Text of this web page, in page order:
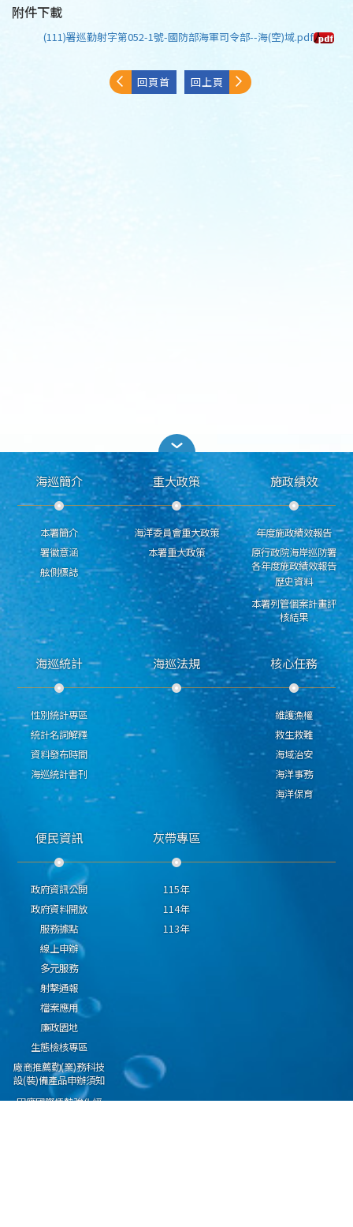
附件下載
(111)署巡勤射字第052-1號-國防部海軍司令部--海(空)域.pdf
回頁首 回上頁
海巡簡介
本署簡介
署徽意涵
舷側標誌
重大政策
海洋委員會重大政策
本署重大政策
施政績效
年度施政績效報告
原行政院海岸巡防署
各年度施政績效報告
歷史資料
本署列管個案計畫評
核結果
海巡統計
性別統計專區
統計名詞解釋
資料發布時間
海巡統計書刊
海巡法規 核心任務
維護漁權
救生救難
海域治安
海洋事務
海洋保育
便民資訊
政府資訊公開
政府資料開放
服務據點
線上申辦
多元服務
射擊通報
檔案應用
廉政園地
生態檢核專區
廠商推薦勤(業)務科技
設(裝)備產品申辦須知
因應國際情勢強化經
灰帶專區
115年
114年
113年